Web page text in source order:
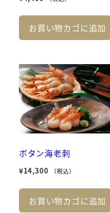
お買い物カゴに追加
ボタン海老刺
¥14,300 （税込）
お買い物カゴに追加